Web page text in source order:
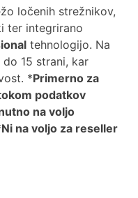
ločenih strežnikov,
ter integrirano
tehnologijo. Na
15 strani, kar
*Primerno za
podatkov
na voljo
Ni na voljo za reseller